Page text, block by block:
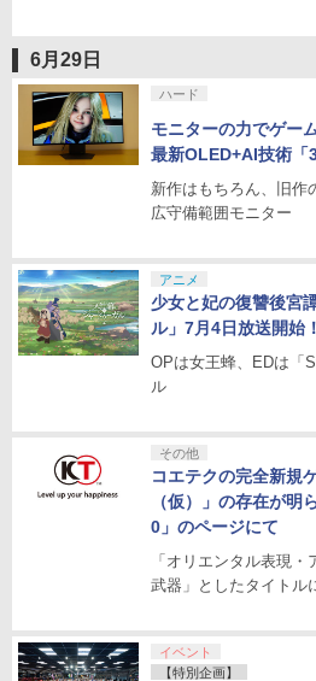
6月29日
ハード
モニターの力でゲー
最新OLED+AI技術「
新作はもちろん、旧作
広守備範囲モニター
アニメ
少女と妃の復讐後宮
ル」7月4日放送開始
OPは女王蜂、EDは「
ル
その他
コエテクの完全新規
（仮）」の存在が明
0」のページにて
「オリエンタル表現
武器」としたタイトル
イベント
【特別企画】